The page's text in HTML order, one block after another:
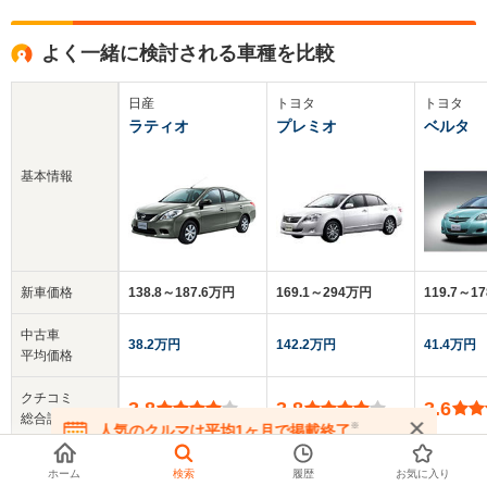
よく一緒に検討される車種を比較
基本情報
新車価格
中古車
平均価格
クチコミ
総合評価
乗車定員
日産
ラティオ
138.8～187.6万円
38.2万円
3.8
トヨタ
プレミオ
169.1～294万円
142.2万円
3.8
5人
トヨタ
ベルタ
119.7～
41.4万円
3.6
5人
人気のクルマは平均1ヶ月で掲載終了※
在庫が無くなる前にお問い合わせください
ホーム 検索 履歴 お気に入り